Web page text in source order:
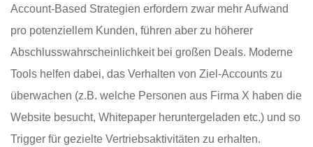
Account-Based Strategien erfordern zwar mehr Aufwand
pro potenziellem Kunden, führen aber zu höherer
Abschlusswahrscheinlichkeit bei großen Deals. Moderne
Tools helfen dabei, das Verhalten von Ziel-Accounts zu
überwachen (z.B. welche Personen aus Firma X haben die
Website besucht, Whitepaper heruntergeladen etc.) und so
Trigger für gezielte Vertriebsaktivitäten zu erhalten.